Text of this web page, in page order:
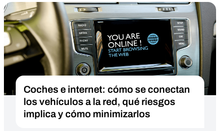
Coches e internet: cómo se conectan
los vehículos a la red, qué riesgos
implica y cómo minimizarlos